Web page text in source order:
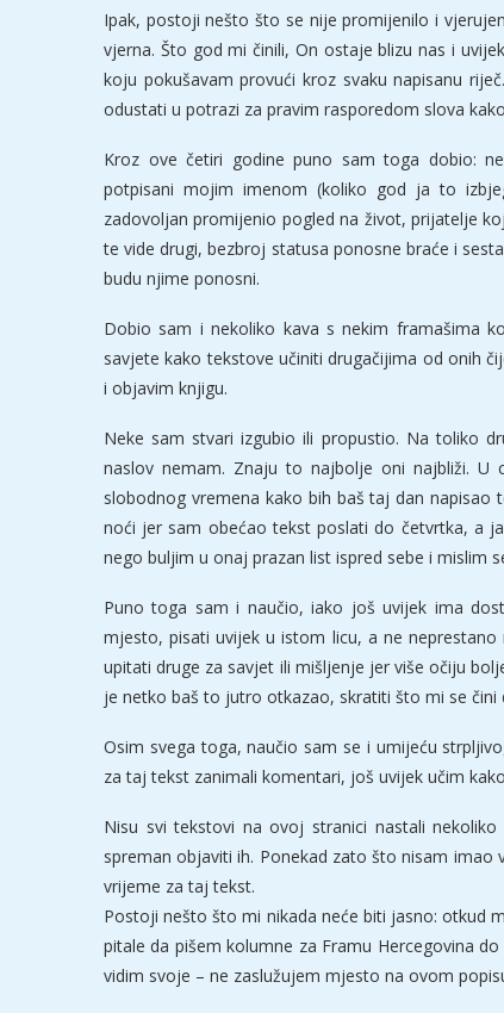
Ipak, postoji nešto što se nije promijenilo i
vjerna. Što god mi činili, On ostaje blizu nas i
koju pokušavam provući kroz svaku napisanu
odustati u potrazi za pravim rasporedom slova
Kroz ove četiri godine puno sam toga dobio:
potpisani mojim imenom (koliko god ja to
zadovoljan promijenio pogled na život, prijatelje
te vide drugi, bezbroj statusa ponosne braće i
budu njime ponosni.
Dobio sam i nekoliko kava s nekim framašima
savjete kako tekstove učiniti drugačijima od onih
i objavim knjigu.
Neke sam stvari izgubio ili propustio. Na toliko
naslov nemam. Znaju to najbolje oni najbliži.
slobodnog vremena kako bih baš taj dan
noći jer sam obećao tekst poslati do četvrtka, a
nego buljim u onaj prazan list ispred sebe i mislim
Puno toga sam i naučio, iako još uvijek ima
mjesto, pisati uvijek u istom licu, a ne
upitati druge za savjet ili mišljenje jer više očiju
je netko baš to jutro otkazao, skratiti što mi se
Osim svega toga, naučio sam se i umijeću
za taj tekst zanimali komentari, još uvijek učim
Nisu svi tekstovi na ovoj stranici nastali
spreman objaviti ih. Ponekad zato što nisam
vrijeme za taj tekst.
Postoji nešto što mi nikada neće biti jasno: otkud
pitale da pišem kolumne za Framu Hercegovina
vidim svoje – ne zaslužujem mjesto na ovom